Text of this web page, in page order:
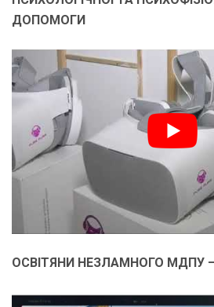
ДОПОМОГИ
ОСВІТЯНИ НЕЗЛАМНОГО МДПУ